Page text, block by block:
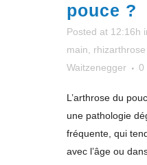
pouce ?
Posted at 12:16h
main
rhizarthrose
Waitzenegger
0
L’arthrose du
une pathologie
fréquente, qui
avec l’âge ou